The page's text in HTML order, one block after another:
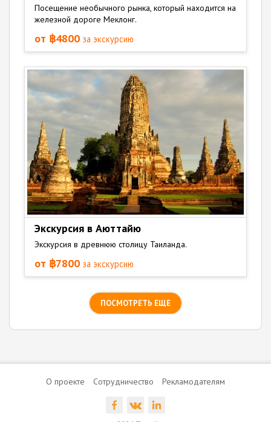
Посещение необычного рынка, который находится на
железной дороге Меклонг.
от ฿4800 за экскурсию
Экскурсия в Аюттайю
Экскурсия в древнюю столицу Таиланда.
от ฿7800 за экскурсию
ПОСМОТРЕТЬ ЕЩЕ
О проекте Сотрудничество Рекламодателям